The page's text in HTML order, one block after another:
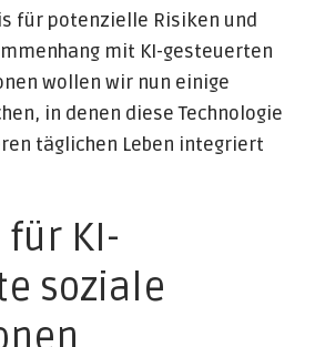
für potenzielle Risiken und
mit KI-gesteuerten
wollen wir nun einige
in denen diese Technologie
täglichen Leben integriert
KI-
soziale